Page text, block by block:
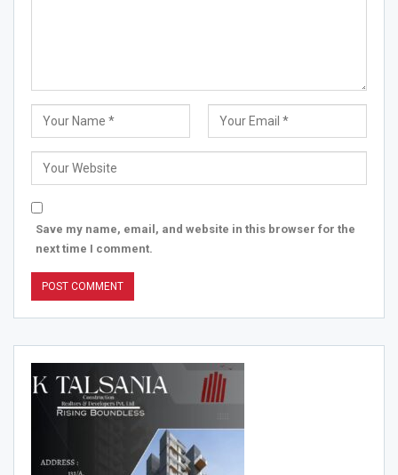
Save my name, email, and website in this browser for the
next time I comment.